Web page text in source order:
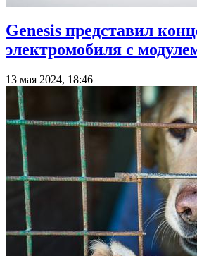
Genesis представил
электромобиля с
13 мая 2024, 18:46